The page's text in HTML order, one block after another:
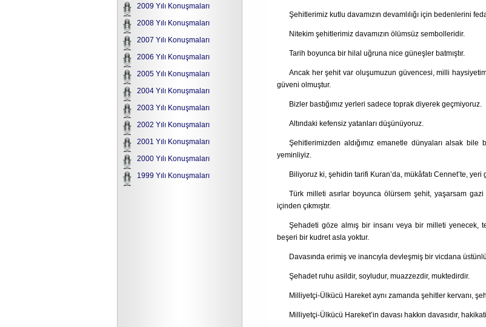
2009 Yılı Konuşmaları
2008 Yılı Konuşmaları
2007 Yılı Konuşmaları
2006 Yılı Konuşmaları
2005 Yılı Konuşmaları
2004 Yılı Konuşmaları
2003 Yılı Konuşmaları
2002 Yılı Konuşmaları
2001 Yılı Konuşmaları
2000 Yılı Konuşmaları
1999 Yılı Konuşmaları
Şehitlerimiz kutlu davamızın devamlılığı için bedenlerini
Nitekim şehitlerimiz davamızın ölümsüz sembolleridir.
Tarih boyunca bir hilal uğruna nice güneşler batmıştır.
Ancak her şehit var oluşumuzun güvencesi, milli
güveni olmuştur.
Bizler bastığımız yerleri sadece toprak diyerek geçmiyoruz.
Altındaki kefensiz yatanları düşünüyoruz.
Şehitlerimizden aldığımız emanetle dünyaları alsak
yeminliyiz.
Biliyoruz ki, şehidin tarifi Kuran’da, mükâfatı Cennet’te, yeri
Türk milleti asırlar boyunca ölürsem şehit, yaşarsam
içinden çıkmıştır.
Şehadeti göze almış bir insanı veya bir milleti yenecek,
beşeri bir kudret asla yoktur.
Davasında erimiş ve inancıyla devleşmiş bir vicdana
Şehadet ruhu asildir, soyludur, muazzezdir, muktedirdir.
Milliyetçi-Ülkücü Hareket aynı zamanda şehitler kervanı,
Milliyetçi-Ülkücü Hareket’in davası hakkın davasıdır,